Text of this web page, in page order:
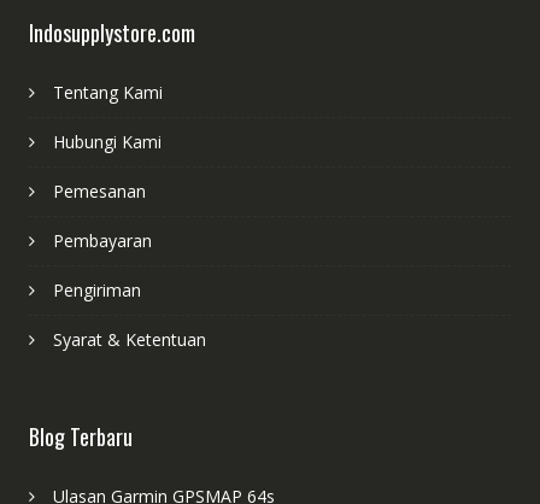
Indosupplystore.com
Tentang Kami
Hubungi Kami
Pemesanan
Pembayaran
Pengiriman
Syarat & Ketentuan
Blog Terbaru
Ulasan Garmin GPSMAP 64s